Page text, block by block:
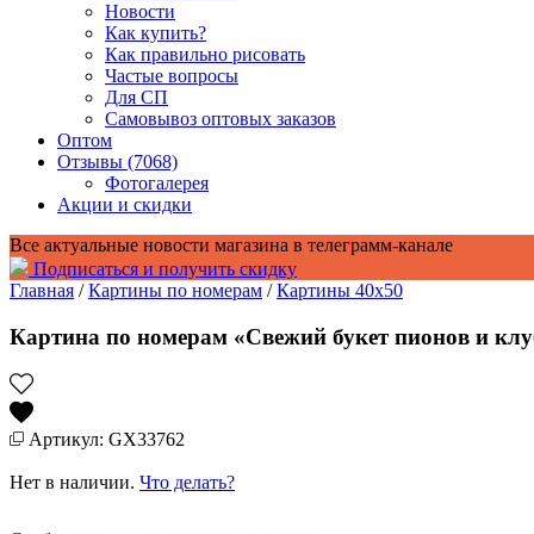
Новости
Как купить?
Как правильно рисовать
Частые вопросы
Для СП
Самовывоз оптовых заказов
Оптом
Отзывы (7068)
Фотогалерея
Акции и скидки
Все актуальные новости магазина в телеграмм-канале
Подписаться и получить скидку
Главная /Картины по номерам /Картины 40x50
Картина по номерам «Свежий букет пионов и
Артикул: GX33762
Нет в наличии. Что делать?